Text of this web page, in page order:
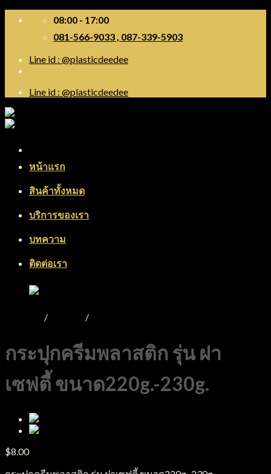
08:00 - 17:00
081-566-9033 , 087-339-5903
Line id : @plasticdeedee
Line id : @plasticdeedee
หน้าแรก
สินค้าทั้งหมด
บริการของเรา
บทความ
ติดต่อเรา
/ /
กระปุกครีมพลาสติก รุ่น ฝา
เซฟตี้ ขนาด220g.-230g.
$8.00